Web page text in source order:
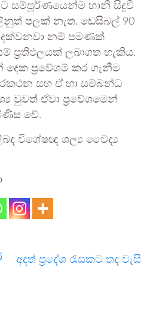
සම්පූර්ණයෙන්ම හානි සිදුවී
පලක් නැත. ඩෙසිබල් 90
දක්වනවා නම් පමණක්
ප්‍රතිඵලයක් ලබාගත හැකිය.
ප්‍රවේශම් කර ගැනීම
සහ ඒ හා සම්බන්ධ
වුවත් ඒවා ප්‍රවේශමෙන්
වේ.
විශේෂඥ ශල්‍ය වෛද්‍ය
අදත් ප්‍රදේශ රැසකට තද වැසි